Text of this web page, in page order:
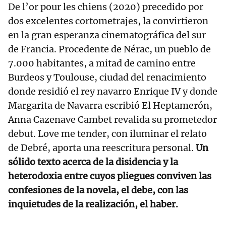
De l’or pour les chiens (2020) precedido por
dos excelentes cortometrajes, la convirtieron
en la gran esperanza cinematográfica del sur
de Francia. Procedente de Nérac, un pueblo de
7.000 habitantes, a mitad de camino entre
Burdeos y Toulouse, ciudad del renacimiento
donde residió el rey navarro Enrique IV y donde
Margarita de Navarra escribió El Heptamerón,
Anna Cazenave Cambet revalida su prometedor
debut. Love me tender, con iluminar el relato
de Debré, aporta una reescritura personal. Un
sólido texto acerca de la disidencia y la
heterodoxia entre cuyos pliegues conviven las
confesiones de la novela, el debe, con las
inquietudes de la realización, el haber.